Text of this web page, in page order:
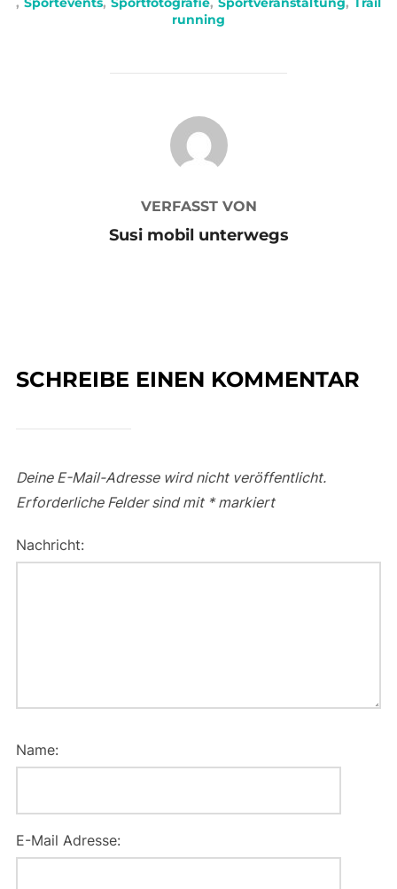
running
BEITRAGSAUTOR
VERFASST VON
Susi mobil unterwegs
SCHREIBE EINEN KOMMENTAR
Deine E-Mail-Adresse wird nicht veröffentlicht.
Erforderliche Felder sind mit *markiert
Nachricht:
Name:
E-Mail Adresse: